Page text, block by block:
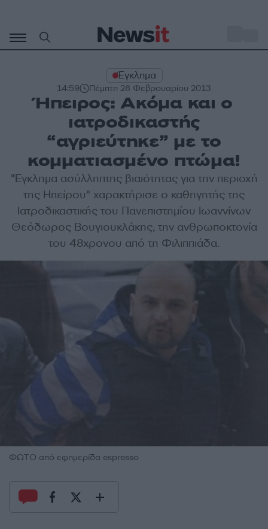
περιεχόμενο
Έγκλημα
14:59 Πέμπτη 28 Φεβρουαρίου 2013
Ήπειρος: Ακόμα και ο
ιατροδικαστής
“αγριεύτηκε” με το
κομματιασμένο πτώμα!
"Έγκλημαασύλληπτης βιαιότητας για την περιοχή
της Ηπείρου" χαρακτήρισε ο καθηγητής της
Ιατροδικαστικής του Πανεπιστημίου Ιωαννίνων
Θεόδωρος Βουγιουκλάκης, την ανθρωποκτονία
του 48χρονου από τη Φιλιππιάδα.
ΦΩΤΟ από εφημερίδα espresso